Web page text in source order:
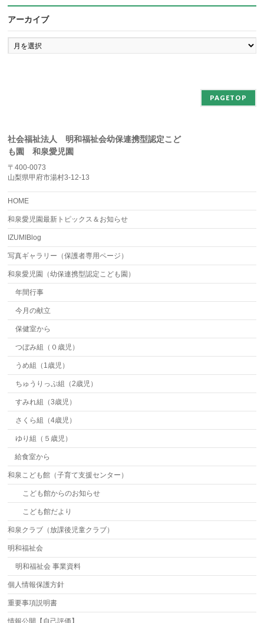
アーカイブ
ア
ー
PAGETOP
社会福祉法人 明和福祉会幼保連携型認定こど
も園 和泉愛児園
〒400-0073
山梨県甲府市湯村3-12-13
HOME
和泉愛児園最新トピックス＆お知らせ
IZUMIBlog
写真ギャラリー（保護者専用ページ）
和泉愛児園（幼保連携型認定こども園）
年間行事
今月の献立
保健室から
つぼみ組（０歳児）
うめ組（1歳児）
ちゅうりっぷ組（2歳児）
すみれ組（3歳児）
さくら組（4歳児）
ゆり組（５歳児）
給食室から
和泉こども館（子育て支援センター）
こども館からのお知らせ
こども館だより
和泉クラブ（放課後児童クラブ）
明和福祉会
明和福祉会 事業資料
個人情報保護方針
重要事項説明書
情報公開【自己評価】